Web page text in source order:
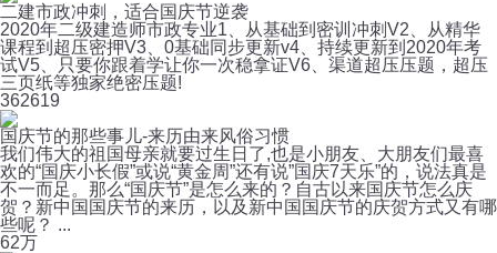
二建市政冲刺，适合国庆节逆袭
2020年二级建造师市政专业1、从基础到密训冲刺V2、从精华
课程到超压密押V3、0基础同步更新v4、持续更新到2020年考
试V5、只要你跟着学让你一次稳拿证V6、渠道超压压题，超压
三页纸等独家绝密压题!
362619
国庆节的那些事儿-来历由来风俗习惯
我们伟大的祖国母亲就要过生日了,也是小朋友、大朋友们最喜
欢的“国庆小长假”或说“黄金周”还有说”国庆7天乐”的，说法真是
不一而足。那么“国庆节”是怎么来的？自古以来国庆节怎么庆
贺？新中国国庆节的来历，以及新中国国庆节的庆贺方式又有哪
些呢？ ...
62万